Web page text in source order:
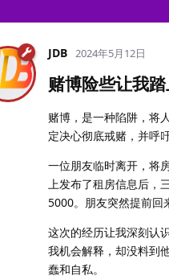
JDB 2024年5月12日
赌博险些让我
赌博，是一种陷阱，将
定决心彻底戒赌，并呼
一位朋友临时离开，将
上发布了租房信息后，
5000。朋友突然提前回
这次的经历让我深刻认
我机会解释，却没料到
蠢和自私。